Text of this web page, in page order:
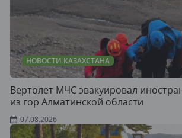
НОВОСТИ КАЗАХСТАНА
Вертолет МЧС эвакуировал
из гор Алматинской области
07.08.2026